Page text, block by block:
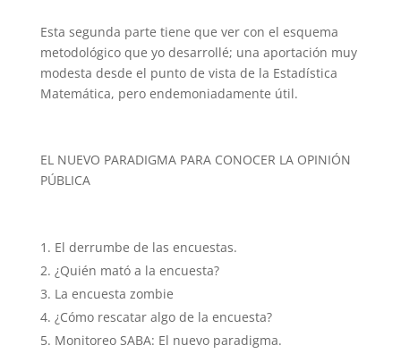
Esta segunda parte tiene que ver con el esquema
metodológico que yo desarrollé; una aportación muy
modesta desde el punto de vista de la Estadística
Matemática, pero endemoniadamente útil.
EL NUEVO PARADIGMA PARA CONOCER LA OPINIÓN
PÚBLICA
El derrumbe de las encuestas.
¿Quién mató a la encuesta?
La encuesta zombie
¿Cómo rescatar algo de la encuesta?
Monitoreo SABA: El nuevo paradigma.